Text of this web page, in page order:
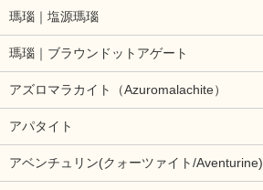
瑪瑙｜塩源瑪瑙
瑪瑙｜ブラウンドットアゲート
アズロマラカイト（Azuromalachite）
アパタイト
アベンチュリン(クォーツァイト/Aventurine)